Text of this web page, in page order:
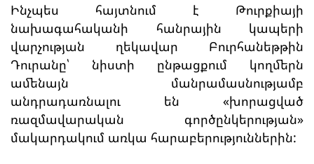
Ինչպես հայտնում է Թուրքիայի
նախագահականի հանրային կապերի
վարչության ղեկավար Բուրհանեթթին
Դուրանը՝ նիստի ընթացքում կողմերն
ամենայն մանրամասնությամբ
անդրադառնալու են «խորացված
ռազմավարական գործընկերության»
մակարդակում առկա հարաբերություններին: